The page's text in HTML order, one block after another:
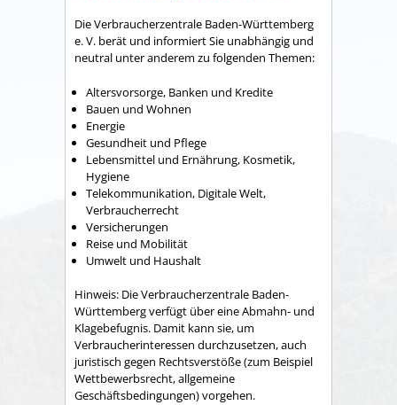
Die Verbraucherzentrale Baden-Württemberg
e. V. berät und informiert Sie unabhängig und
neutral unter anderem zu folgenden Themen:
Altersvorsorge, Banken und Kredite
Bauen und Wohnen
Energie
Gesundheit und Pflege
Lebensmittel und Ernährung, Kosmetik,
Hygiene
Telekommunikation, Digitale Welt,
Verbraucherrecht
Versicherungen
Reise und Mobilität
Umwelt und Haushalt
Hinweis: Die Verbraucherzentrale Baden-
Württemberg verfügt über eine Abmahn- und
Klagebefugnis. Damit kann sie, um
Verbraucherinteressen durchzusetzen, auch
juristisch gegen Rechtsverstöße (zum Beispiel
Wettbewerbsrecht, allgemeine
Geschäftsbedingungen) vorgehen.